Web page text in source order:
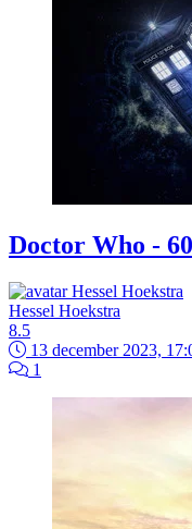
Doctor Who -
Hessel Hoekstra
8.5
13 december 2023,
1